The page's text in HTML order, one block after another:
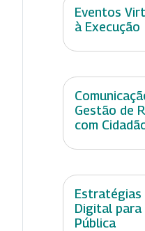
Eventos
à Execução
Gestão de
com
Estratégias
Digital para
Pública